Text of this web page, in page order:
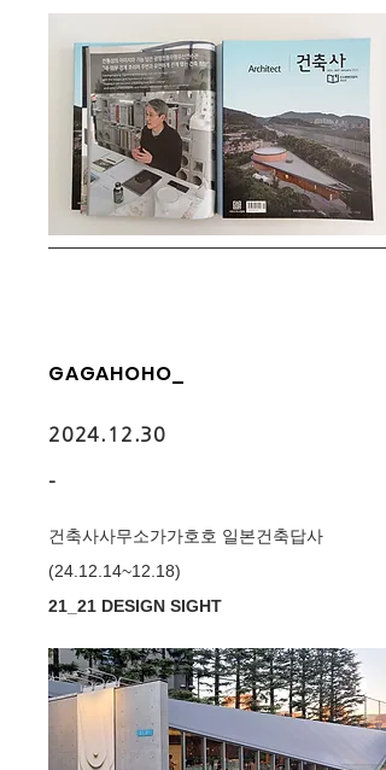
GAGAHOHO_
2024.12.30
-
건축사사무소가가호호 일본건축답사
(24.12.14~12.18)
21_21 DESIGN SIGHT